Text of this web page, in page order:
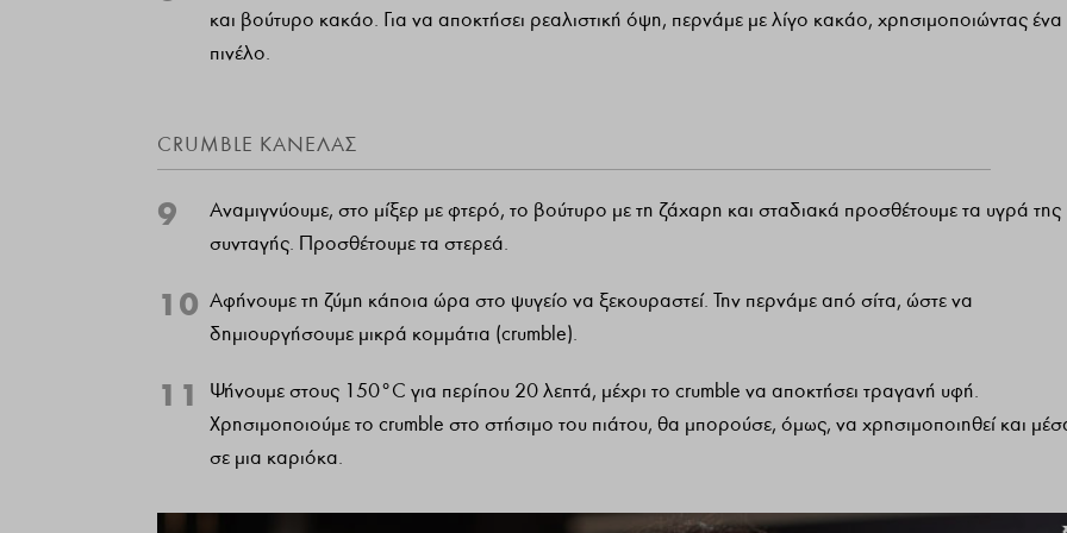
και βούτυρο κακάο. Για να αποκτήσει ρεαλιστική όψη, περνάμε με λίγο κακάο, χρησιμοποιώντας ένα
πινέλο.
CRUMBLE ΚΑΝΕΛΑΣ
9
Αναμιγνύουμε, στο μίξερ με φτερό, το βούτυρο με τη ζάχαρη και σταδιακά προσθέτουμε τα υγρά της
συνταγής. Προσθέτουμε τα στερεά.
10 Αφήνουμε τη ζύμη κάποια ώρα στο ψυγείο να ξεκουραστεί. Την περνάμε από σίτα, ώστε να
δημιουργήσουμε μικρά κομμάτια (crumble).
11
Ψήνουμε στους 150°C για περίπου 20 λεπτά, μέχρι το crumble να αποκτήσει τραγανή υφή.
Χρησιμοποιούμε το crumble στο στήσιμο του πιάτου, θα μπορούσε, όμως, να χρησιμοποιηθεί και
σε μια καριόκα.